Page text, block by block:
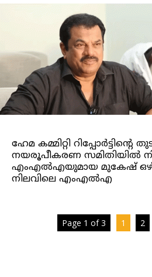
ഹേമ കമ്മിറ്റി റിപ്പോർട്ടിന്റെ
നയരൂപീകരണ സമിതിയില്‍
എംഎല്‍എയുമായ മുകേഷ്
നിലവിലെ എംഎല്‍എ
Page 1 of 3 1 2